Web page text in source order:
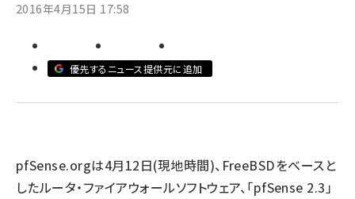
genai (1473)
2016年4月15日 17:58
優先するニュース提供元に追加
pfSense.orgは4月12日(現地時間)、FreeBSDをベースと
したルータ・ファイアウォールソフトウェア、「pfSense 2.3」